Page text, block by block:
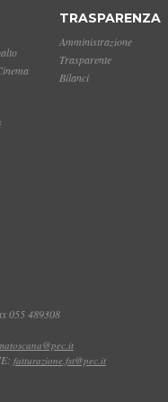
TRASPARENZA
Amministrazione
Trasparente
Bilanci
055 489308
fatturazione.fst@pec.it